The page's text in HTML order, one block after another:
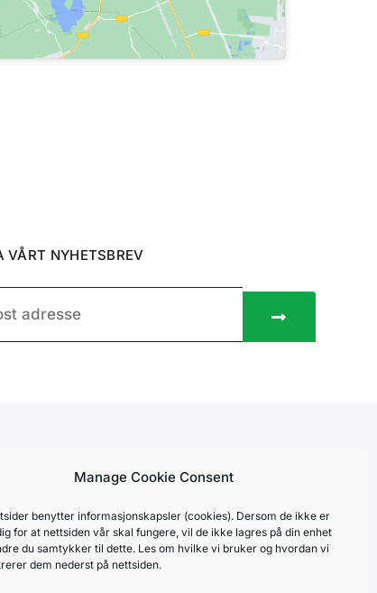
Manage Cookie Consent
benytter informasjonskapsler (cookies). Dersom de ikke er
for at nettsiden vår skal fungere, vil de ikke lagres på din enhet
du samtykker til dette. Les om hvilke vi bruker og hvordan vi
dem nederst på nettsiden.
VÅRT NYHETSBREV